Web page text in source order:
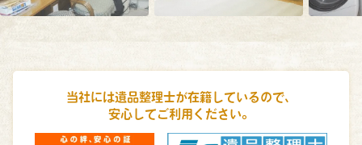
当社には遺品整理士が在籍しているので、
安心してご利用ください。